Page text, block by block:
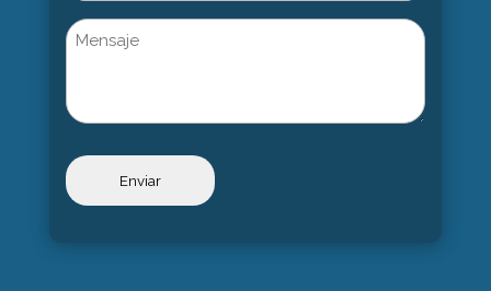
Untitled